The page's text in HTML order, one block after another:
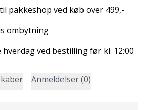
pakkeshop ved køb over 499,-
ombytning
ved bestilling før kl. 12:00
Anmeldelser (0)